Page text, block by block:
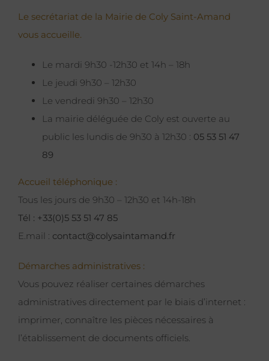
Le secrétariat de la Mairie de Coly Saint-Amand
vous accueille.
Le mardi 9h30 -12h30 et 14h – 18h
Le jeudi 9h30 – 12h30
Le vendredi 9h30 – 12h30
La mairie déléguée de Coly est ouverte au
public les lundis de 9h30 à 12h30 : 05 53 51 47
89
Accueil téléphonique :
Tous les jours de 9h30 – 12h30 et 14h-18h
Tél : +33(0)5 53 51 47 85
E.mail : contact@colysaintamand.fr
Démarches administratives :
Vous pouvez réaliser certaines démarches
administratives directement par le biais d’internet :
imprimer, connaître les pièces nécessaires à
l’établissement de documents officiels.